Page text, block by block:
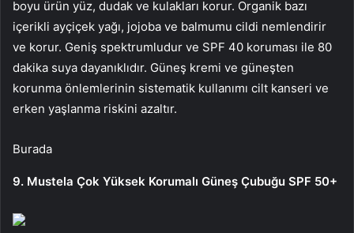
boyu ürün yüz, dudak ve kulakları korur. Organik bazı
içerikli ayçiçek yağı, jojoba ve balmumu cildi nemlendirir
ve korur. Geniş spektrumludur ve SPF 40 koruması ile 80
dakika suya dayanıklıdır. Güneş kremi ve güneşten
korunma önlemlerinin sistematik kullanımı cilt kanseri ve
erken yaşlanma riskini azaltır.
Burada
9. Mustela Çok Yüksek Korumalı Güneş Çubuğu SPF 50+